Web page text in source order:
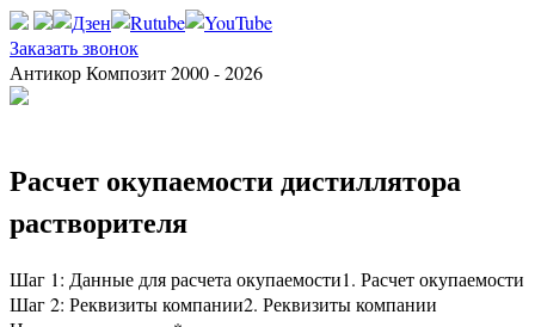
Заказать звонок
Антикор Композит 2000 - 2026
Расчет окупаемости дистиллятора
растворителя
Шаг 1: Данные для расчета окупаемости1. Расчет окупаемости
Шаг 2: Реквизиты компании2. Реквизиты компании